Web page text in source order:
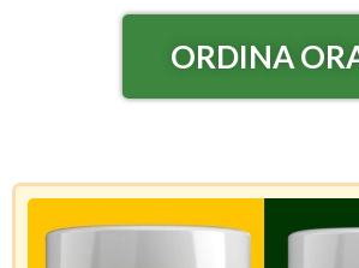
ORDINA